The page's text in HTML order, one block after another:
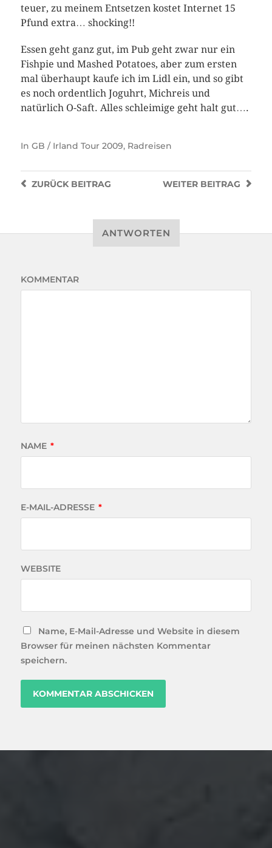
teuer, zu meinem Entsetzen kostet Internet 15
Pfund extra… shocking!!
Essen geht ganz gut, im Pub geht zwar nur ein
Fishpie und Mashed Potatoes, aber zum ersten
mal überhaupt kaufe ich im Lidl ein, und so gibt
es noch ordentlich Joguhrt, Michreis und
natürlich O-Saft. Alles schleimige geht halt gut….
In GB / Irland Tour 2009, Radreisen
WEITER BEITRAG
ZURÜCKBEITRAG
ANTWORTEN
KOMMENTAR
NAME *
E-MAIL-ADRESSE *
WEBSITE
Name, E-Mail-Adresse und Website in diesem
Browser für meinen nächsten Kommentar
speichern.